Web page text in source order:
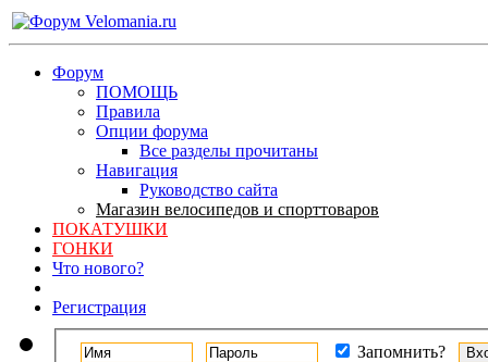
Форум
ПОМОЩЬ
Правила
Опции форума
Все разделы прочитаны
Навигация
Руководство сайта
Магазин велосипедов и спорттоваров
ПОКАТУШКИ
ГОНКИ
Что нового?
Регистрация
Запомнить?